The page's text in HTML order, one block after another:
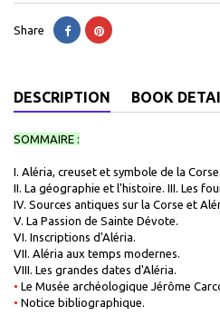
Share
DESCRIPTION BOOK
SOMMAIRE :
I. Aléria, creuset et symbole de la Corse.
II. La géographie et l'histoire. III. Les
IV. Sources antiques sur la Corse et
V. La Passion de Sainte Dévote.
VI. Inscriptions d'Aléria.
VII. Aléria aux temps modernes.
VIII. Les grandes dates d'Aléria.
• Le Musée archéologique Jérôme
• Notice bibliographique.